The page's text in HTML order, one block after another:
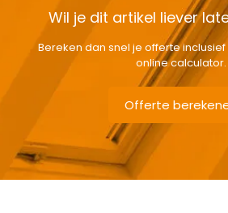
Wil je dit artikel liever
Bereken dan snel je offerte
online calculator.
Offerte